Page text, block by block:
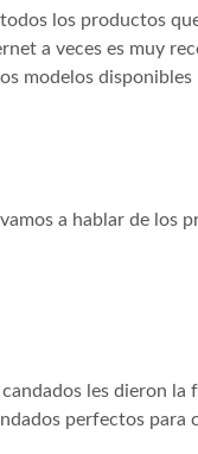
los productos
a veces es muy
modelos
a hablar de los
les dieron
perfectos para